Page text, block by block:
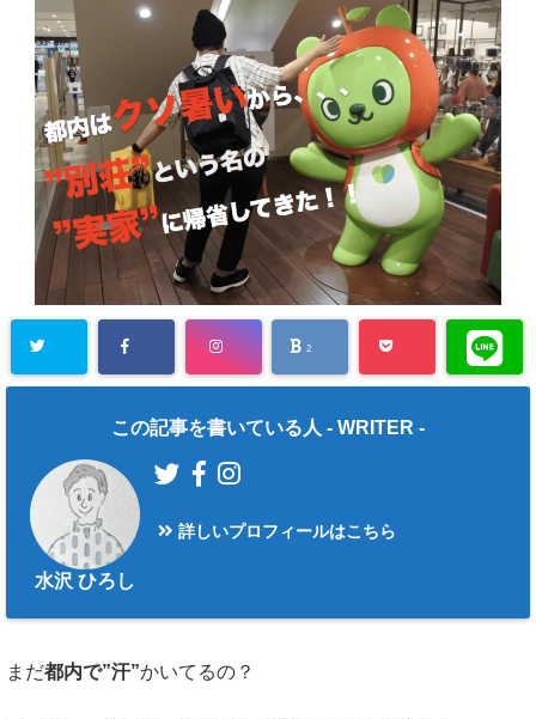
2
この記事を書いている人 - WRITER -
水沢 ひろし
詳しいプロフィールはこちら
まだ都内で”汗”かいてるの？